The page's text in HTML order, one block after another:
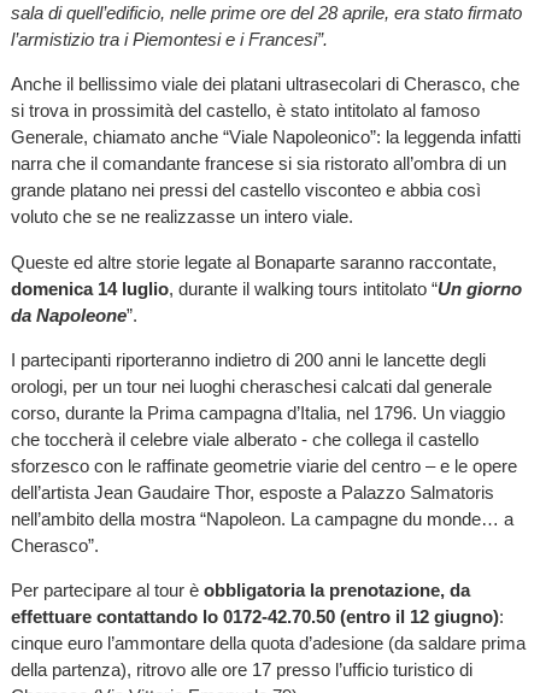
sala di quell’edificio, nelle prime ore del 28 aprile, era stato firmato
l’armistizio tra i Piemontesi e i Francesi”.
Anche il bellissimo viale dei platani ultrasecolari di Cherasco, che
si trova in prossimità del castello, è stato intitolato al famoso
Generale, chiamato anche “Viale Napoleonico”: la leggenda infatti
narra che il comandante francese si sia ristorato all’ombra di un
grande platano nei pressi del castello visconteo e abbia così
voluto che se ne realizzasse un intero viale.
Queste ed altre storie legate al Bonaparte saranno raccontate,
domenica 14 luglio, durante il walking tours intitolato “Un giorno
da Napoleone”.
I partecipanti riporteranno indietro di 200 anni le lancette degli
orologi, per un tour nei luoghi cheraschesi calcati dal generale
corso, durante la Prima campagna d’Italia, nel 1796. Un viaggio
che toccherà il celebre viale alberato - che collega il castello
sforzesco con le raffinate geometrie viarie del centro – e le opere
dell’artista Jean Gaudaire Thor, esposte a Palazzo Salmatoris
nell’ambito della mostra “Napoleon. La campagne du monde… a
Cherasco”.
Per partecipare al tour è obbligatoria la prenotazione, da
effettuare contattando lo 0172-42.70.50 (entro il 12 giugno):
cinque euro l’ammontare della quota d’adesione (da saldare prima
della partenza), ritrovo alle ore 17 presso l’ufficio turistico di